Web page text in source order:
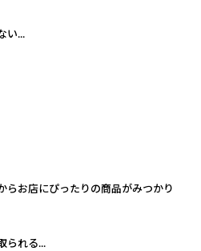
い...
らお店にぴったりの商品がみつかり
られる...